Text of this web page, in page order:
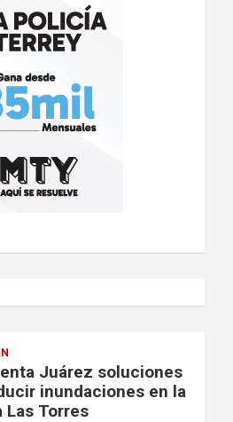
Juárez soluciones
inundaciones en la
Las Torres